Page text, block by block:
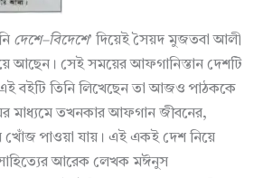
দেশে–বিদেশে’ দিয়েই সৈয়দ মুজতবা আলী
আছেন। সেই সময়ের আফগানিস্তান দেশটি
এই বইটি তিনি লিখেছেন তা আজও পাঠককে
মাধ্যমে তখনকার আফগান জীবনের,
পাওয়া যায়। এই একই দেশ নিয়ে
সাহিত্যের আরেক লেখক মঈনুস